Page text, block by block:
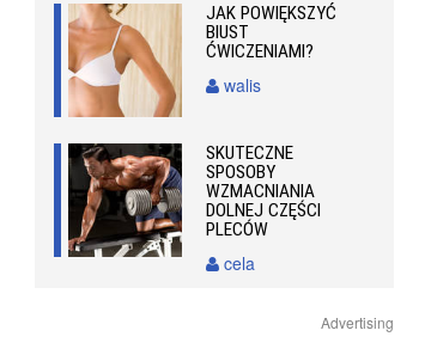
JAK POWIĘKSZYĆ
BIUST
ĆWICZENIAMI?
walis
SKUTECZNE
SPOSOBY
WZMACNIANIA
DOLNEJ CZĘŚCI
PLECÓW
cela
Advertising